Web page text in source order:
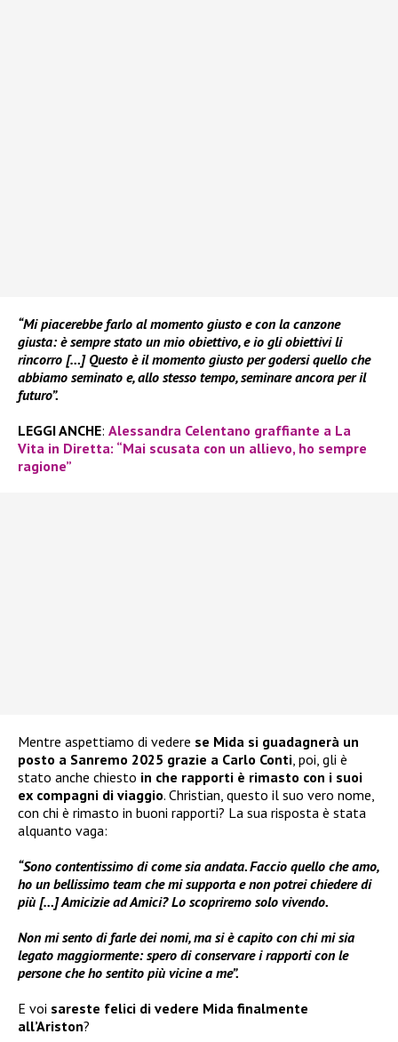
“Mi piacerebbe farlo al momento giusto e con la canzone
giusta: è sempre stato un mio obiettivo, e io gli obiettivi li
rincorro […] Questo è il momento giusto per godersi quello che
abbiamo seminato e, allo stesso tempo, seminare ancora per il
futuro”.
LEGGI ANCHE: Alessandra Celentano graffiante a La
Vita in Diretta: “Mai scusata con un allievo, ho sempre
ragione”
Mentre aspettiamo di vedere se Mida si guadagnerà un
posto a Sanremo 2025 grazie a Carlo Conti, poi, gli è
stato anche chiesto in che rapporti è rimasto con i suoi
ex compagni di viaggio. Christian, questo il suo vero nome,
con chi è rimasto in buoni rapporti? La sua risposta è stata
alquanto vaga:
“Sono contentissimo di come sia andata. Faccio quello che amo,
ho un bellissimo team che mi supporta e non potrei chiedere di
più […] Amicizie ad Amici? Lo scopriremo solo vivendo.
Non mi sento di farle dei nomi, ma si è capito con chi mi sia
legato maggiormente: spero di conservare i rapporti con le
persone che ho sentito più vicine a me”.
E voi sareste felici di vedere Mida finalmente
all’Ariston?